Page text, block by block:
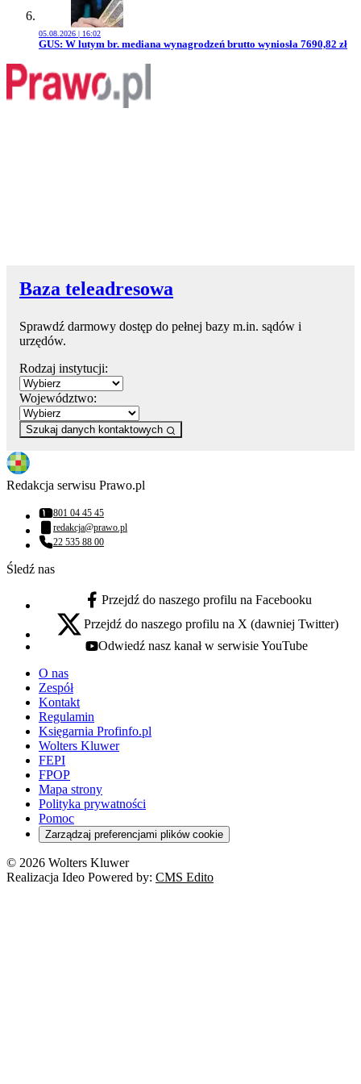
05.08.2026 | 16:02
Przejdź do artykułu:
GUS: W lutym br. mediana wynagrodzeń brutto wyniosła 7690,82 zł
Baza teleadresowa
Sprawdź darmowy dostęp do pełnej bazy m.in. sądów i
urzędów.
Rodzaj instytucji:
Województwo:
Szukaj danych kontaktowych
Redakcja serwisu Prawo.pl
Numer telefonu:
801 04 45 45
Adres email:
redakcja@prawo.pl
Numer telefonu:
22 535 88 00
Śledź nas
facebook - otwiera się w nowej karcie
Przejdź do naszego profilu na Facebooku
x - otwiera się w nowej karcie
Przejdź do naszego profilu na X (dawniej Twitter)
youtube - otwiera się w nowej karcie
Odwiedź nasz kanał w serwisie YouTube
O nas
Zespół
Kontakt
Regulamin
Księgarnia Profinfo.pl
Wolters Kluwer
FEPI
FPOP
Mapa strony
Polityka prywatności
Pomoc
Zarządzaj preferencjami plików cookie
© 2026 Wolters Kluwer
Realizacja Ideo Powered by: CMS Edito